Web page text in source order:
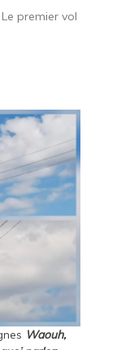
premier vol
Waouh,